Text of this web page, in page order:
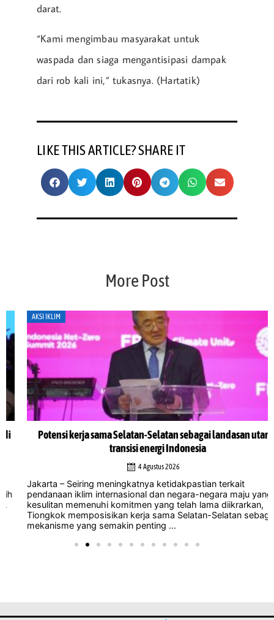
darat.
“Kami mengimbau masyarakat untuk
waspada dan siaga mengantisipasi dampak
dari rob kali ini,” tukasnya. (Hartatik)
LIKE THIS ARTICLE? SHARE IT
More Post
AKSI IKLIM
Potensi kerja sama Selatan-Selatan sebagai landasan utama
transisi energi Indonesia
4 Agustus 2026
Jakarta – Seiring meningkatnya ketidakpastian terkait
pendanaan iklim internasional dan negara-negara maju yang
kesulitan memenuhi komitmen yang telah lama diikrarkan,
Tiongkok memposisikan kerja sama Selatan-Selatan sebagai
mekanisme yang semakin penting ...